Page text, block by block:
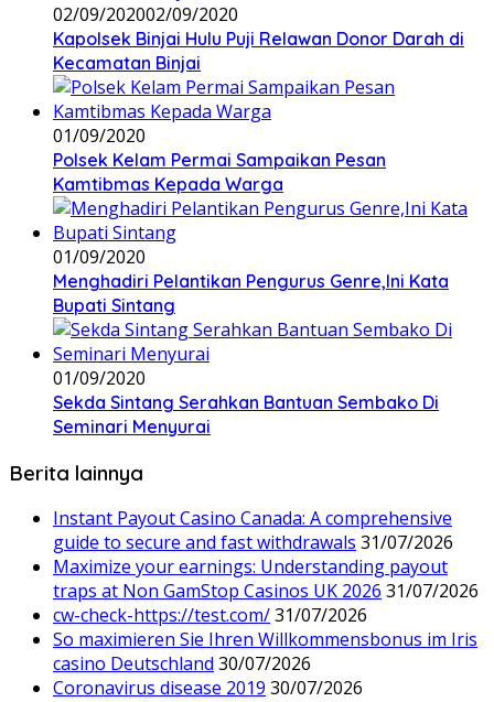
02/09/202002/09/2020
Kapolsek Binjai Hulu Puji Relawan Donor Darah di
Kecamatan Binjai
01/09/2020
Polsek Kelam Permai Sampaikan Pesan
Kamtibmas Kepada Warga
01/09/2020
Menghadiri Pelantikan Pengurus Genre,Ini Kata
Bupati Sintang
01/09/2020
Sekda Sintang Serahkan Bantuan Sembako Di
Seminari Menyurai
Berita lainnya
Instant Payout Casino Canada: A comprehensive
guide to secure and fast withdrawals 31/07/2026
Maximize your earnings: Understanding payout
traps at Non GamStop Casinos UK 2026 31/07/2026
cw-check-https://test.com/31/07/2026
So maximieren Sie Ihren Willkommensbonus im Iris
casino Deutschland 30/07/2026
Coronavirus disease 2019 30/07/2026